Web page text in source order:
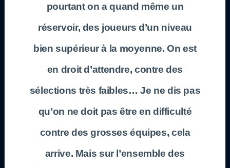
pourtant on a quand même un
réservoir, des joueurs d’un niveau
bien supérieur à la moyenne. On est
en droit d’attendre, contre des
sélections très faibles… Je ne dis pas
qu’on ne doit pas être en difficulté
contre des grosses équipes, cela
arrive. Mais sur l’ensemble des